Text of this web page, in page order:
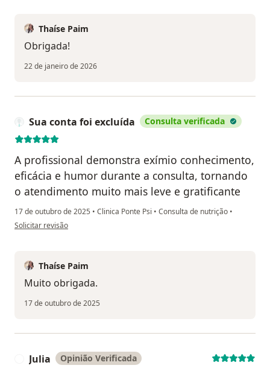
Thaíse Paim
Obrigada!
22 de janeiro de 2026
Sua conta foi excluída Consulta verificada
A profissional demonstra exímio conhecimento,
eficácia e humor durante a consulta, tornando
o atendimento muito mais leve e gratificante
17 de outubro de 2025 • Clinica Ponte Psi • Consulta de nutrição •
na opinião do utilizador Sua conta foi excluída
Solicitar revisão
Thaíse Paim
Muito obrigada.
17 de outubro de 2025
Julia Opinião Verificada